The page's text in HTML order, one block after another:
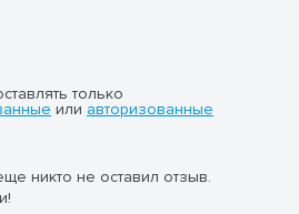
только
или авторизованные
никто не оставил отзыв.